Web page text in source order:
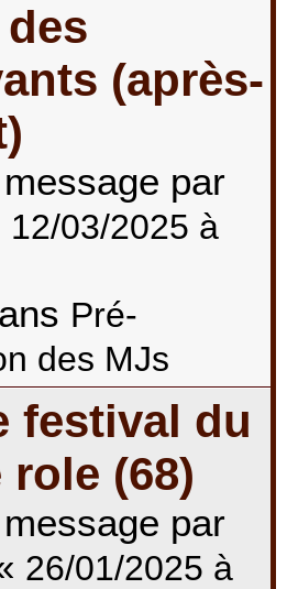
(après-
par
12/03/2025 à
Pré-
des MJs
festival du
role (68)
par
26/01/2025 à